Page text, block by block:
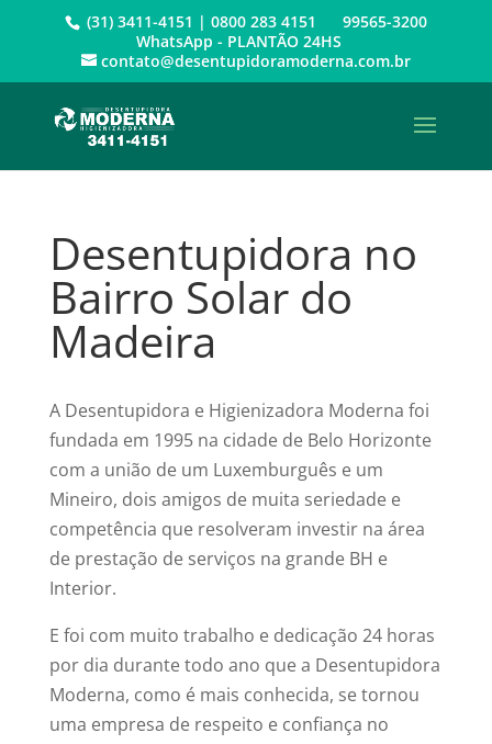
(31) 3411-4151 | 0800 283 4151 99565-3200
WhatsApp - PLANTÃO 24HS
contato@desentupidoramoderna.com.br
Desentupidora no
Bairro Solar do
Madeira
A Desentupidora e Higienizadora Moderna foi
fundada em 1995 na cidade de Belo Horizonte
com a união de um Luxemburguês e um
Mineiro, dois amigos de muita seriedade e
competência que resolveram investir na área
de prestação de serviços na grande BH e
Interior.
E foi com muito trabalho e dedicação 24 horas
por dia durante todo ano que a Desentupidora
Moderna, como é mais conhecida, se tornou
uma empresa de respeito e confiança no